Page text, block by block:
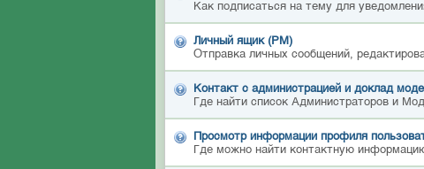
Как подписаться на тему для
Личный ящик (PM)
Отправка личных сообщений,
Контакт с администрацией и доклад
Где найти список Администраторов и
Просмотр информации профиля
Где можно найти контактную